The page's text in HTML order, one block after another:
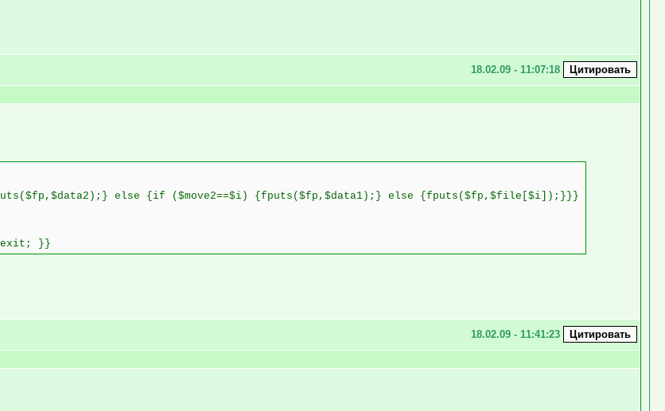
18.02.09 - 11:07:18
else {if ($move2==$i) {fputs($fp,$data1);} else {fputs($fp,$file[$i]);}}}
exit; }}
18.02.09 - 11:41:23